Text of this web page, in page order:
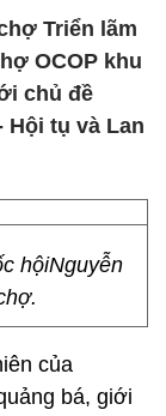
Triển lãm
OCOP khu
chủ đề
Hội tụ và Lan
hộiNguyễn
của
bá, giới